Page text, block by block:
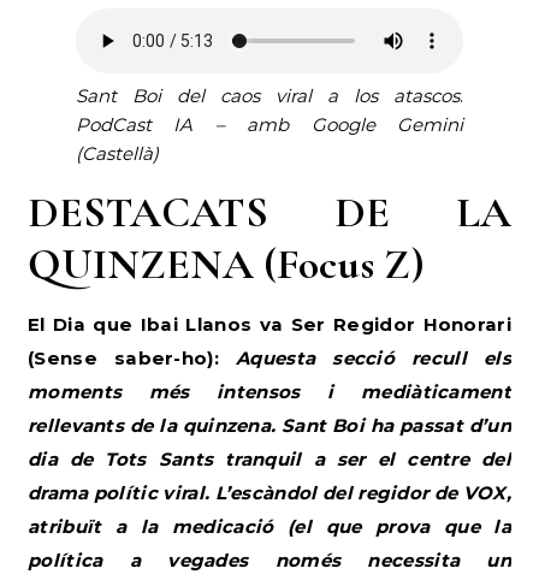
Sant Boi del caos viral a los atascos.
PodCast IA – amb Google Gemini
(Castellà)
DESTACATS DE LA
QUINZENA (Focus Z)
El Dia que Ibai Llanos va Ser Regidor Honorari
(Sense saber-ho):
Aquesta secció recull els
moments més intensos i mediàticament
rellevants de la quinzena. Sant Boi ha passat d’un
dia de Tots Sants tranquil a ser el centre del
drama polític viral. L’escàndol del regidor de VOX,
atribuït a la medicació (el que prova que la
política a vegades només necessita un